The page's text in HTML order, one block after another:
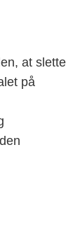
at slette
på